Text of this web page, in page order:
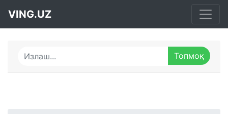
VING.UZ